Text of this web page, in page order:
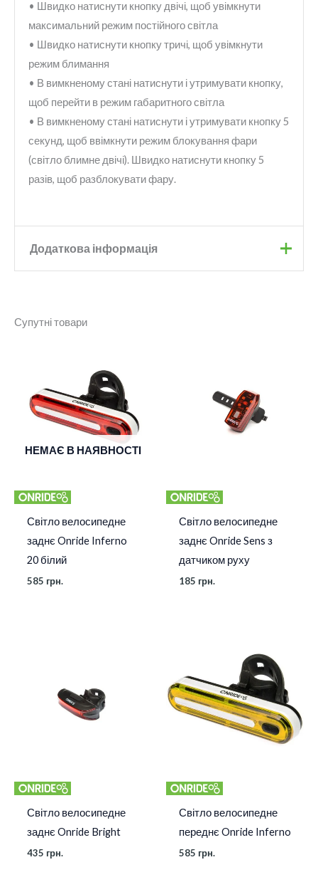
• Швидко натиснути кнопку двічі, щоб увімкнути
максимальний режим постійного світла
• Швидко натиснути кнопку тричі, щоб увімкнути
режим блимання
• В вимкненому стані натиснути і утримувати кнопку,
щоб перейти в режим габаритного світла
• В вимкненому стані натиснути і утримувати кнопку 5
секунд, щоб ввімкнути режим блокування фари
(світло блимне двічі). Швидко натиснути кнопку 5
разів, щоб разблокувати фару.
Додаткова інформація
Колір
Супутні товари
НЕМАЄ В НАЯВНОСТІ
Світло велосипедне
заднє Onride Inferno
20 білий
585 грн.
Світло велосипедне
заднє Onride Sens з
датчиком руху
185 грн.
Світло велосипедне
заднє Onride Bright
435 грн.
Світло велосипедне
переднє Onride Inferno
585 грн.